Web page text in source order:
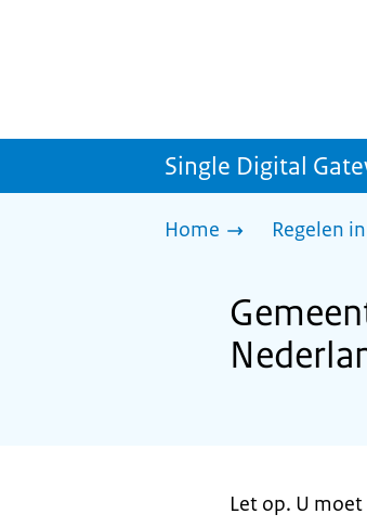
Single Digital
Home Regelen
Let op. U